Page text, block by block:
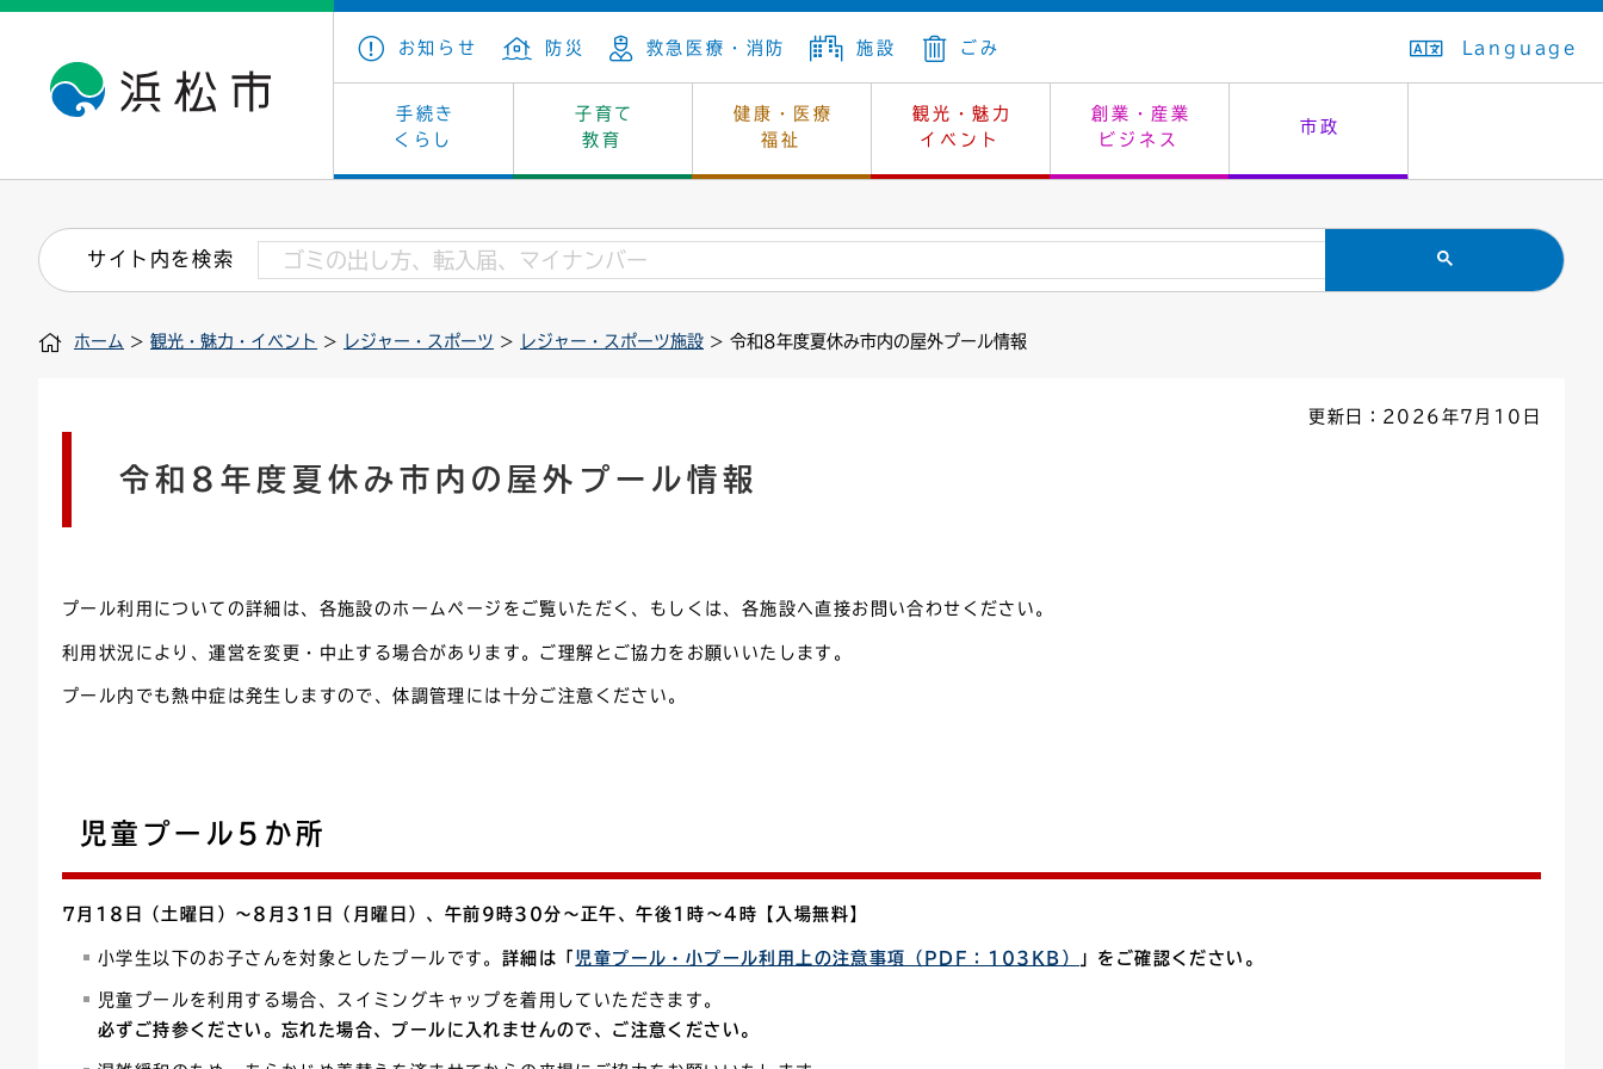
お知らせ 防災 救急医療・消防 施設 ごみ Language
手続き
くらし
子育て
教育
健康・医療
福祉
観光・魅力
イベント
創業・産業
ビジネス
市政
戸籍・住民の手続き 保険・年金 上下水道 生活排水
住まい・建築 墓地・斎場 消費生活 市民安全
税金 法人税 環境
子育て・青少年・若者 教育 生涯学習 教育委員会
看護専門学校 学級閉鎖 幼稚園一覧 入学式・卒業式
小学校一覧 中学校一覧
健康・医療 福祉 休日当番医 救急・夜間診療
介護保険 保健所 感染症
文化・芸術 文化財 レジャー・スポーツ 施設予約（まつぼっくり）
浜松・浜名湖だいすきネット はじめよう、ハマライフ はたちの集い
産業振興 カーボンニュートラル 土地 指定管理者制度
発注情報(入札・契約) 福祉・介護 環境対策 公共事業の技術監理
募集 雇用・就労 企業立地
市の概要 庁舎案内 市長の部屋 議会
外郭団体 統計 選挙 オープンデータ
職員採用 市有財産 例規・公示
サイト内を検索
ホーム > 観光・魅力・イベント > レジャー・スポーツ > レジャー・スポーツ施設 > 令和8年度夏休み市内の屋外プール情報
更新日：2026年7月10日
令和8年度夏休み市内の屋外プール情報
プール利用についての詳細は、各施設のホームページをご覧いただく、もしくは、各施設へ直接お問い合わせください。
利用状況により、運営を変更・中止する場合があります。ご理解とご協力をお願いいたします。
プール内でも熱中症は発生しますので、体調管理には十分ご注意ください。
児童プール5か所
7月18日（土曜日）〜8月31日（月曜日）、午前9時30分〜正午、午後1時〜4時【入場無料】
小学生以下のお子さんを対象としたプールです。 詳細は「 児童プール・小プール利用上の注意事項（PDF：103KB） 」をご確認ください。
児童プールを利用する場合、スイミングキャップを着用していただきます。
必ずご持参ください。忘れた場合、プールに入れませんので、ご注意ください。